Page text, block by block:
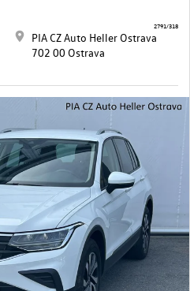
PIA CZ Auto Heller Ostrava
702 00 Ostrava
2791/318